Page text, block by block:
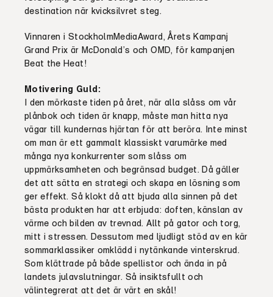
destination när kvicksilvret steg.
Vinnaren i StockholmMediaAward, Årets Kampanj
Grand Prix är McDonald’s och OMD, för kampanjen
Beat the Heat!
Motivering Guld:
I den mörkaste tiden på året, när alla slåss om vår
plånbok och tiden är knapp, måste man hitta nya
vägar till kundernas hjärtan för att beröra. Inte minst
om man är ett gammalt klassiskt varumärke med
många nya konkurrenter som slåss om
uppmärksamheten och begränsad budget. Då gäller
det att sätta en strategi och skapa en lösning som
ger effekt. Så klokt då att bjuda alla sinnen på det
bästa produkten har att erbjuda: doften, känslan av
värme och bilden av trevnad. Allt på gator och torg,
mitt i stressen. Dessutom med ljudligt stöd av en kär
sommarklassiker omklädd i nytänkande vinterskrud.
Som klättrade på både spellistor och ända in på
landets julavslutningar. Så insiktsfullt och
välintegrerat att det är värt en skål!